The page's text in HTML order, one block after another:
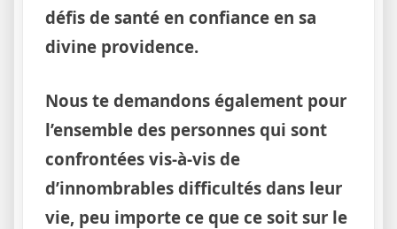
défis de santé en confiance en sa
divine providence.
Nous te demandons également pour
l’ensemble des personnes qui sont
confrontées vis-à-vis de
d’innombrables difficultés dans leur
vie, peu importe ce que ce soit sur le